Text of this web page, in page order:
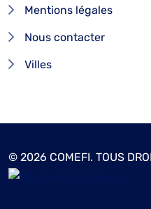
Mentions légales
Nous contacter
Villes
© 2026 COMEFI. TOUS